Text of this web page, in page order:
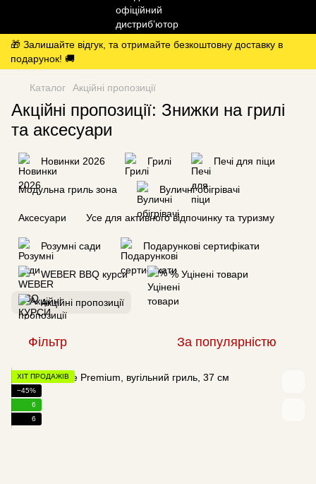
🎁 Залишайте відгук, та отримайте безкоштовну доставку в
подарунок! 🚚
Каталог Акційні пропозиції
Акційні пропозиції: Знижки на грилі
та аксесуари
Новинки 2026 Грилі Печі для піци
Модульна гриль зона Вуличні обігрівачі
Аксесуари Усе для активного відпочинку та туризму
Розумні сади Подарункові сертифікати
WEBER BBQ курси % Уцінені товари
Акційні пропозиції
Фільтр За популярністю
ХІТ ПРОДАЖІВ
−45%
6
6